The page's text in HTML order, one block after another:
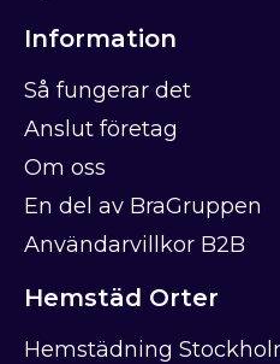
Hemstäd Orter
Hemstädning
Information
Så fungerar det
Anslut företag
Om oss
En del av BraGruppen
Användarvillkor B2B